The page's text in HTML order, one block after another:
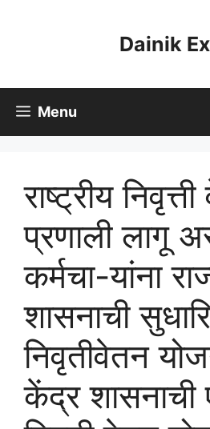
Dainik
Menu
राष्ट्रीय
प्रणाली लागू
कर्मचा-यांना
शासनाची
निवृतीवेतन
केंद्र